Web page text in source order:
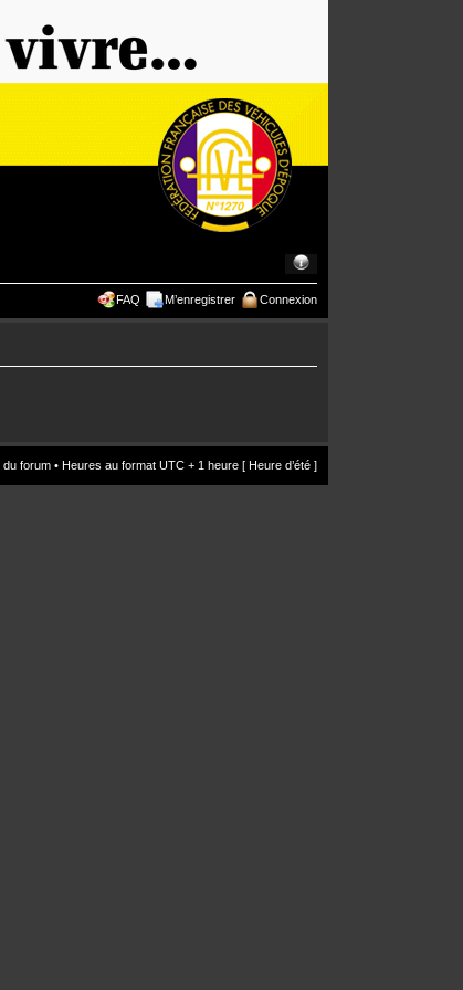
FAQ M’enregistrer Connexion
du forum • Heures au format UTC + 1 heure [ Heure d’été ]